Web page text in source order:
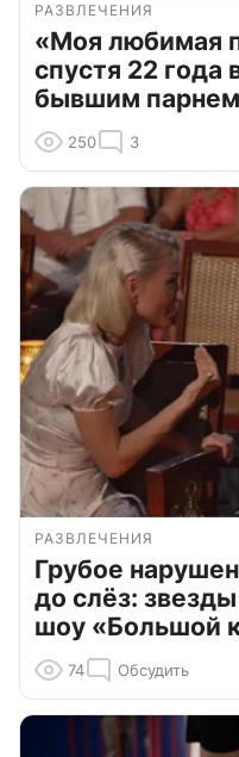
РАЗВЛЕЧЕНИЯ
«Моя любимая
спустя 22 года
бывшим
250 3
РАЗВЛЕЧЕНИЯ
Грубое
до слёз:
шоу «Большой
74 Обсудить